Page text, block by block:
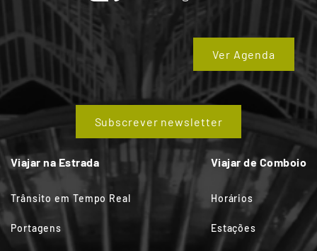
Ver Agenda
Subscrever newsletter
Viajar na Estrada
Trânsito em Tempo Real
Portagens
Viajar de Comboio
Horários
Estações